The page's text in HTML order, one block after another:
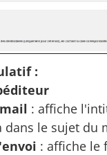
:
: affiche
dans le sujet du
: affiche le